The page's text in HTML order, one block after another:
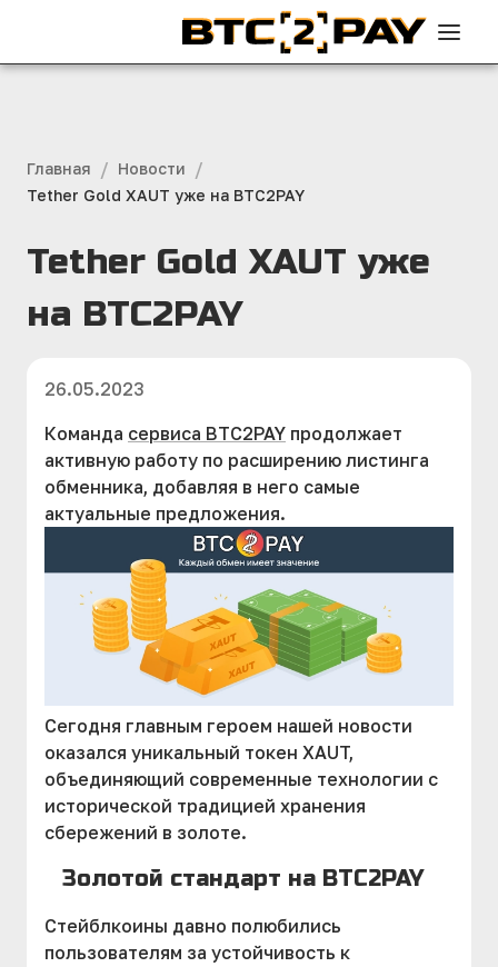
Главная / Новости /
Tether Gold XAUT уже на BTC2PAY
Tether Gold XAUT уже
на BTC2PAY
26.05.2023
Команда сервиса BTC2PAY продолжает
активную работу по расширению листинга
обменника, добавляя в него самые
актуальные предложения.
Сегодня главным героем нашей новости
оказался уникальный токен XAUT,
объединяющий современные технологии с
исторической традицией хранения
сбережений в золоте.
Золотой стандарт на BTC2PAY
Стейблкоины давно полюбились
пользователям за устойчивость к